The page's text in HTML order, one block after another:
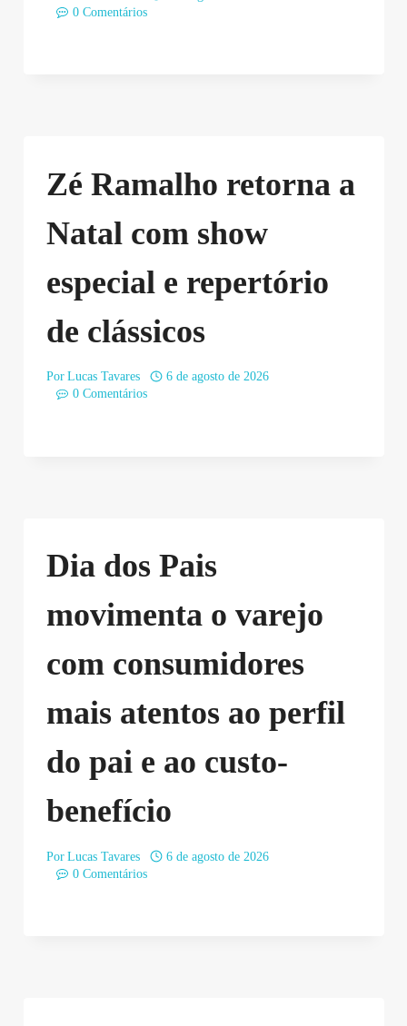
0 Comentários
Zé Ramalho retorna a
Natal com show
especial e repertório
de clássicos
Por Lucas Tavares
6 de agosto de 2026
0 Comentários
Dia dos Pais
movimenta o varejo
com consumidores
mais atentos ao perfil
do pai e ao custo-
benefício
Por Lucas Tavares
6 de agosto de 2026
0 Comentários